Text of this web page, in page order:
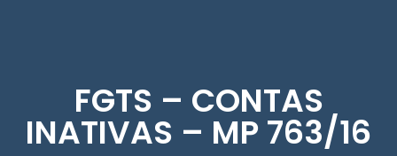
FGTS – CONTAS
INATIVAS – MP 763/16